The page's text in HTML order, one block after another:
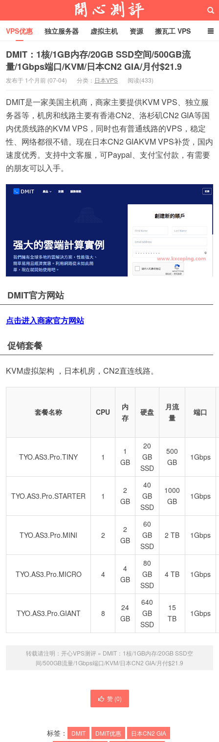
开心VPS测评
VPS优惠 独立服务器 虚拟主机 资源 搬瓦工 VPS
折腾VPS 真实测评 Hostloc趣闻 域名
RackNerd促销套餐
DMIT：1核/1GB内存/20GB SSD空间/500GB流
量/1Gbps端口/KVM/日本CN2 GIA/月付$21.9
发布于 1个月前 (07-04) 分类： 日本VPS 阅读(433)
DMIT是一家美国主机商，商家主要提供KVM VPS、独立服
务器等，机房和线路主要有香港CN2、洛杉矶CN2 GIA等国
内优质线路的KVM VPS，同时也有普通线路的VPS，稳定
性、网络都很不错。现在日本CN2 GIAKVM VPS补货，国内
速度优秀。支持中文客服，可Paypal、支付宝付款，有需要
的朋友可以入手。
DMIT官方网站
点击进入商家官方网站
促销套餐
KVM虚拟架构 ，日本机房，CN2直连线路。
套餐名称 CPU
内
存
硬盘
月流
量
端口
TYO.AS3.Pro.TINY 1
1
GB
20
GB
SSD
500
GB
1Gbps
TYO.AS3.Pro.STARTER 1
2
GB
40
GB
SSD
1000
GB
1Gbps
TYO.AS3.Pro.MINI 2
2
GB
60
GB
SSD
2 TB 1Gbps
TYO.AS3.Pro.MICRO 4
4
GB
80
GB
SSD
4 TB 1Gbps
TYO.AS3.Pro.GIANT 8
24
GB
640
GB
SSD
15
TB
1Gbps
转载请注明： 开心VPS测评 » DMIT：1核/1GB内存/20GB SSD空
间/500GB流量/1Gbps端口/KVM/日本CN2 GIA/月付$21.9
赞 (0)
标签： DMIT DMIT优惠
日本CN2 GIA